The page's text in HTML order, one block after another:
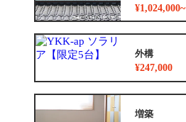
¥1,024,000~
外構
¥247,000
増築